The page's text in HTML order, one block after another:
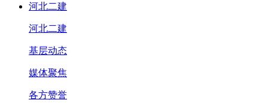
河北二建
河北二建
基层动态
媒体聚焦
各方赞誉